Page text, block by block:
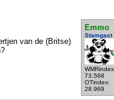
Emmo
Stamgast
73.568
OTindex:
28.969
van de (Britse)